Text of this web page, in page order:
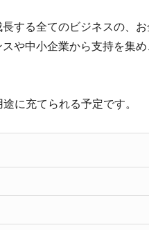
する全てのビジネスの、
や中小企業から支持を集
に充てられる予定です。